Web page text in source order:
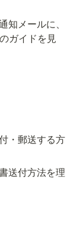
メールに、
ガイドを見
・郵送する方
送付方法を理